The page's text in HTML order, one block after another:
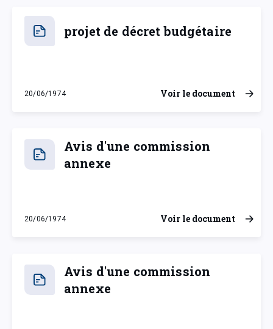
projet de décret budgétaire
20/06/1974
jeudi 20 juin 1974
Voir le document
Avis d'une commission
annexe
20/06/1974
jeudi 20 juin 1974
Voir le document
Avis d'une commission
annexe